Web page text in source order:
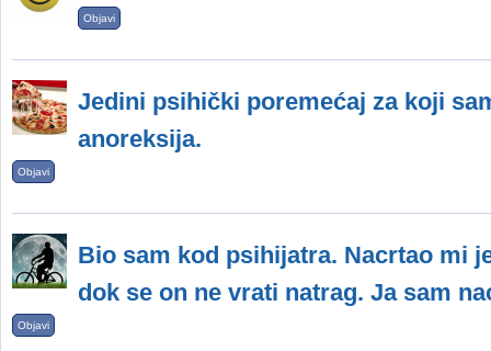
Objavi
Jedini psihički poremećaj za koji
anoreksija.
Objavi
Bio sam kod psihijatra. Nacrtao mi
dok se on ne vrati natrag. Ja sam
Objavi